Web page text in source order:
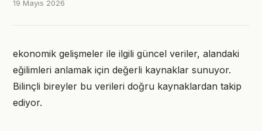
19 Mayıs 2026
ekonomik gelişmeler ile ilgili güncel veriler, alandaki
eğilimleri anlamak için değerli kaynaklar sunuyor.
Bilinçli bireyler bu verileri doğru kaynaklardan takip
ediyor.